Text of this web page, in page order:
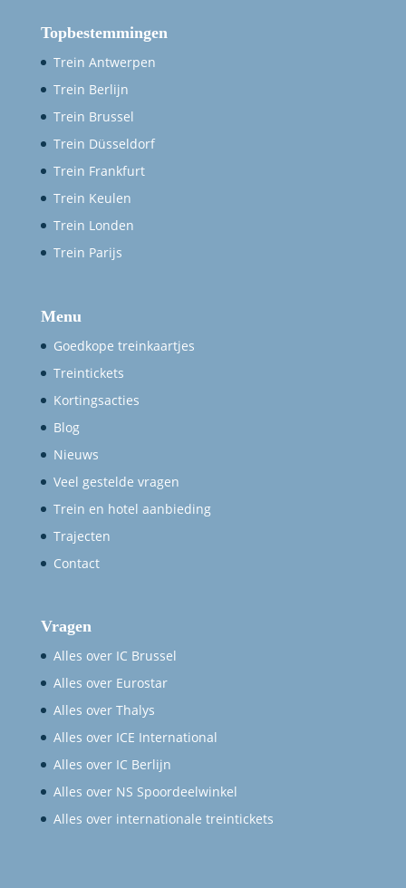
Topbestemmingen
Trein Antwerpen
Trein Berlijn
Trein Brussel
Trein Düsseldorf
Trein Frankfurt
Trein Keulen
Trein Londen
Trein Parijs
Menu
Goedkope treinkaartjes
Treintickets
Kortingsacties
Blog
Nieuws
Veel gestelde vragen
Trein en hotel aanbieding
Trajecten
Contact
Vragen
Alles over IC Brussel
Alles over Eurostar
Alles over Thalys
Alles over ICE International
Alles over IC Berlijn
Alles over NS Spoordeelwinkel
Alles over internationale treintickets